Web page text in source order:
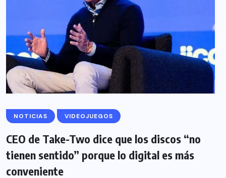
NOTICIAS VIDEOJUEGOS
CEO de Take-Two dice que los discos “no
tienen sentido” porque lo digital es más
conveniente